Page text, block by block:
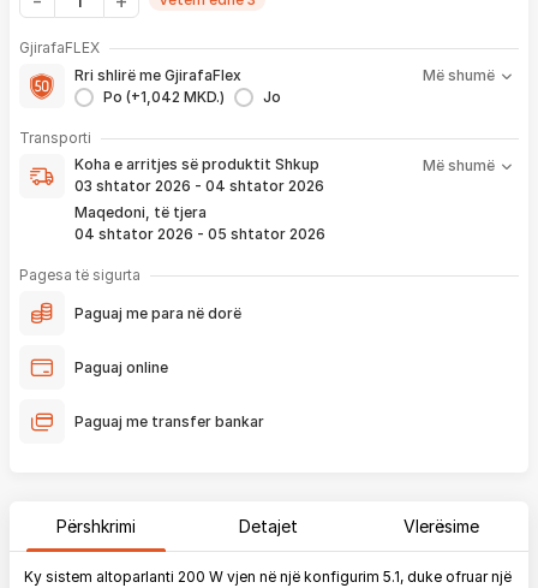
GjirafaFLEX
Rri shlirë me GjirafaFlex
Po (+1,042 MKD.)
Jo
Më shumë
-Prioritet
1 viti nga blerja
- Kontakt brenda24 h për servisim, zëvendësim apo kthim
pagesë
Transporti
Koha e arritjes së produktit Shkup
03 shtator 2026 - 04 shtator 2026
Maqedoni, të tjera
04 shtator 2026 - 05 shtator 2026
Më shumë
Koha e arritjes së produktit nënkupton periudhën prej kur
bëhet verifikimi i porosisë suaj, dhe njoftimit për verifikim
që ju e pranoni përmes email-it apo SMS-it.
Nëse porosia bëhet tani, produkti arrin sipas afatit kohor të
vendosur më lartë. Ju do të njoftoheni në vazhdimësi
përfshirë momentin kur produkti arrin në depon tonë, dhe
më lartë. Ju lusim të keni parasysh që festat ndërkombëtare ndikojnë që
liferimi të shtyhet për rreth 2 ditë.
Pagesa të sigurta
Paguaj me para në dorë
Paguaj online
Paguaj me transfer bankar
Përshkrimi Detajet Vlerësime
Ky sistem altoparlanti 200 W vjen në një konfigurim 5.1, duke ofruar një